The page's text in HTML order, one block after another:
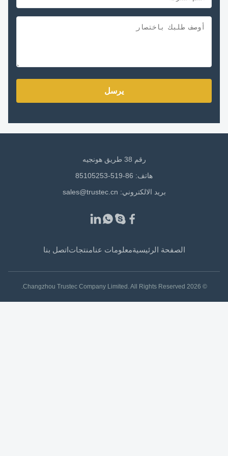
يرسل
هاتف: 86-519-85105253
بريد الالكتروني: sales@trustec.cn
الصفحة الرئيسيةمعلومات عنامنتجاتاتصل بنا